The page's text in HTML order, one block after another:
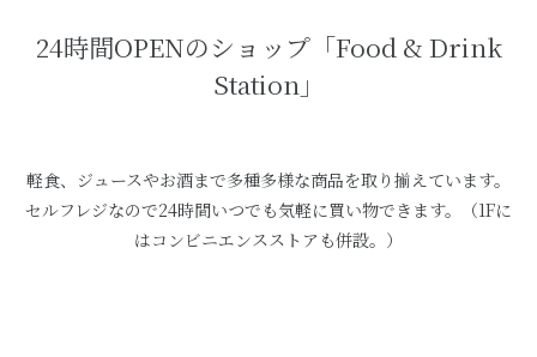
24時間OPENのショップ「Food & Drink
Station」
軽食、ジュースやお酒まで多種多様な商品を取り揃えています。
セルフレジなので24時間いつでも気軽に買い物できます。（1Fに
はコンビニエンスストアも併設。）